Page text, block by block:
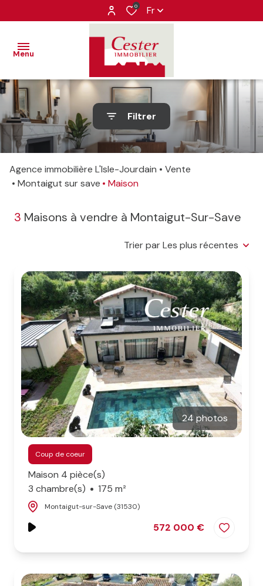
0 Fr
Menu
VENTES
LOCATIONS
PROFESSIONNEL
ventes
locations
CONTACT
NOS
PARTENAIRES
BLOG
Filtrer
Agence immobilière L'Isle-Jourdain
Vente
Montaigut sur save
Maison
3 Maisons à vendre à Montaigut-Sur-Save
Trier par Les plus récentes
24 photos
Coup de coeur
Maison 4 pièce(s)
3 chambre(s)
175 m²
Montaigut-sur-Save (31530)
572 000 €